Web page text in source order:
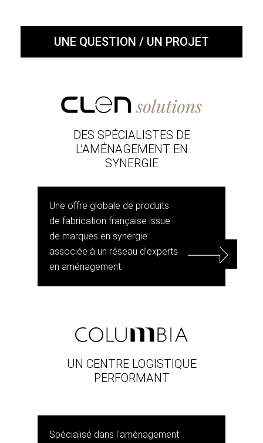
UNE QUESTION / UN PROJET
DES SPÉCIALISTES DE
L’AMÉNAGEMENT EN
SYNERGIE
Une offre globale de produits
de fabrication française issue
de marques en synergie
associée à un réseau d’experts
en aménagement.
UN CENTRE LOGISTIQUE
PERFORMANT
Spécialisé dans l'aménagement